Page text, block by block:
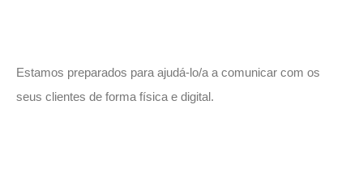
Estamos preparados para ajudá-lo/a a comunicar com os
seus clientes de forma física e digital.